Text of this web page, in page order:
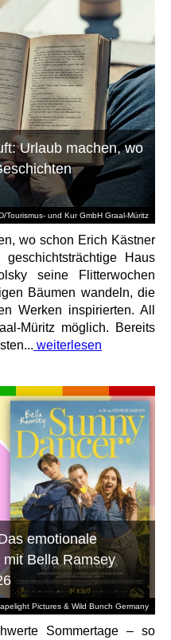
Tourismus- und Kur GmbH Graal-Müritz
Urlaub machen, wo
wo schon Erich Kästner
Haus
seine Flitterwochen
Bäumen wandeln, die
Werken inspirierten. All
Müritz möglich. Bereits
weiterlesen
Pictures & Wild Bunch Germany
emotionale
mit Bella Ramsey
Sommertage – so